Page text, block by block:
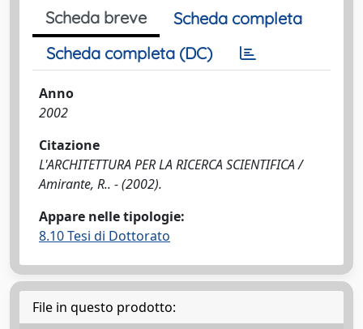
Scheda breve
Scheda completa
Scheda completa (DC)
Anno
2002
Citazione
L'ARCHITETTURA PER LA RICERCA SCIENTIFICA /
Amirante, R.. - (2002).
Appare nelle tipologie:
8.10 Tesi di Dottorato
File in questo prodotto: